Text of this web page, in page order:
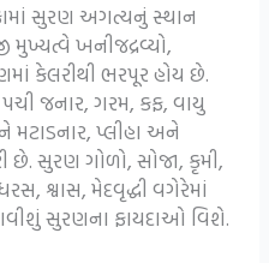
સુરણ અગત્યનું સ્થાન
મુખ્યત્વે ખનીજદ્રવ્યો,
કેલરીથી ભરપૂર હોય છે.
જનાર, ગરમ, કફ, વાયુ
પ્લીહા અને
છે. સુરણ ગોળો, સોજા, કૃમી,
શ્વાસ, મેદવૃદ્ધી વગેરેમાં
સુરણના ફાયદાઓ વિશે.